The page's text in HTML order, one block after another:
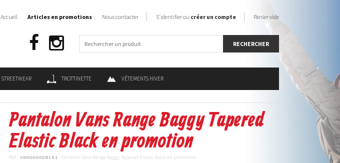
STREETWEAR TROTTINETTE VÊTEMENTS HIVER
Accueil Articles en promotions Nous contacter S'identifier ou créer un compte Panier vide
Pantalon Vans Range Baggy Tapered
Elastic Black en promotion
Réf. :VN00000DBLK1 - Pantalon Vans Range Baggy Tapered Elastic Black en promotion